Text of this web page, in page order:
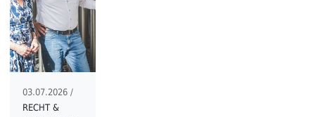
03.07.2026 /
RECHT &